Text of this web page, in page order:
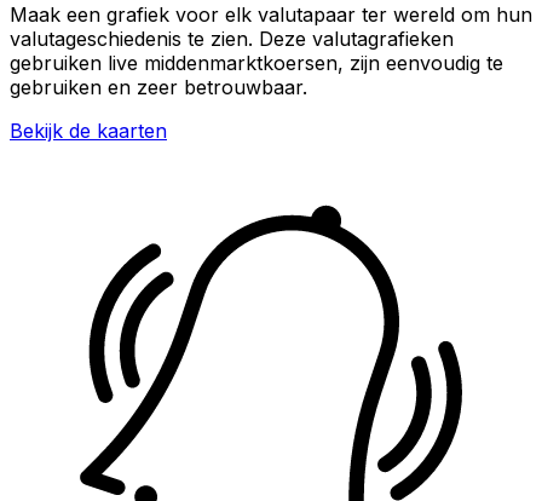
Maak een grafiek voor elk valutapaar ter wereld om hun
valutageschiedenis te zien. Deze valutagrafieken
gebruiken live middenmarktkoersen, zijn eenvoudig te
gebruiken en zeer betrouwbaar.
Bekijk de kaarten